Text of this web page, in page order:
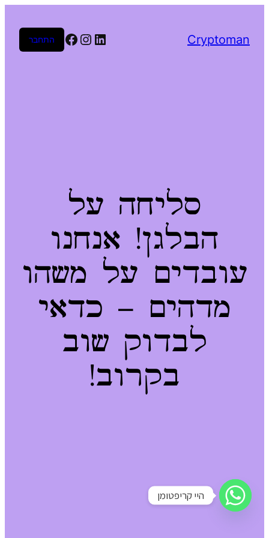
Cryptoman
LinkedIn
Instagram
Facebook
התחבר
סליחה על
הבלגן! אנחנו
עובדים על משהו
מדהים – כדאי
לבדוק שוב
בקרוב!
היי קריפטומן